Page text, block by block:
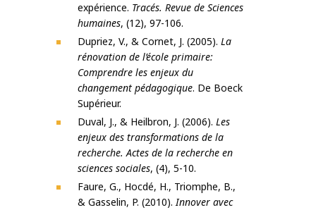
expérience. Tracés. Revue de Sciences
humaines, (12), 97-106.
Dupriez, V., & Cornet, J. (2005). La
rénovation de l’école primaire:
Comprendre les enjeux du
changement pédagogique. De Boeck
Supérieur.
Duval, J., & Heilbron, J. (2006). Les
enjeux des transformations de la
recherche. Actes de la recherche en
sciences sociales, (4), 5-10.
Faure, G., Hocdé, H., Triomphe, B.,
& Gasselin, P. (2010).Innover avec